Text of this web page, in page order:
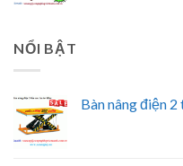
NỔI BẬT
Bàn nâng điện